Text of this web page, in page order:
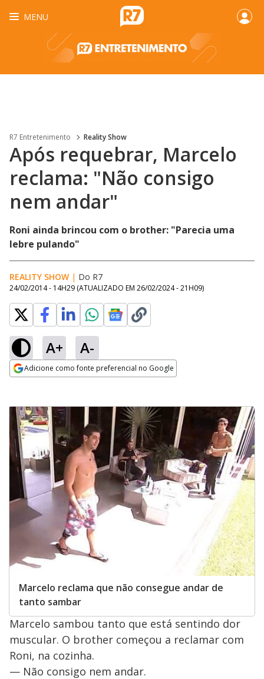
MENU
R7 Entretenimento Reality Show
Após requebrar, Marcelo
reclama: "Não consigo
nem andar"
Roni ainda brincou com o brother: "Parecia uma
lebre pulando"
REALITY SHOW | Do R7
24/02/2014 - 14H29 (ATUALIZADO EM 26/02/2024 - 21H09)
A+ A-
Adicione como fonte preferencial no Google
Marcelo reclama que não consegue andar de
tanto sambar
Marcelo sambou tanto que está sentindo dor
muscular. O brother começou a reclamar com
Roni, na cozinha.
— Não consigo nem andar.